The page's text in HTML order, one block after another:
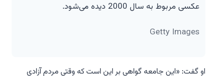
عکسی مربوط به سال 2000 دیده می‌شود.
Getty Images
او گفت: «این جامعه گواهی بر این است که وقتی مردم آزادی